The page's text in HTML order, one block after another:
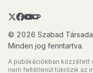
© 2026 Szabad
Minden jog fenntartva.
A publikációkban közzétett
nem feltétlenül tükrözik az